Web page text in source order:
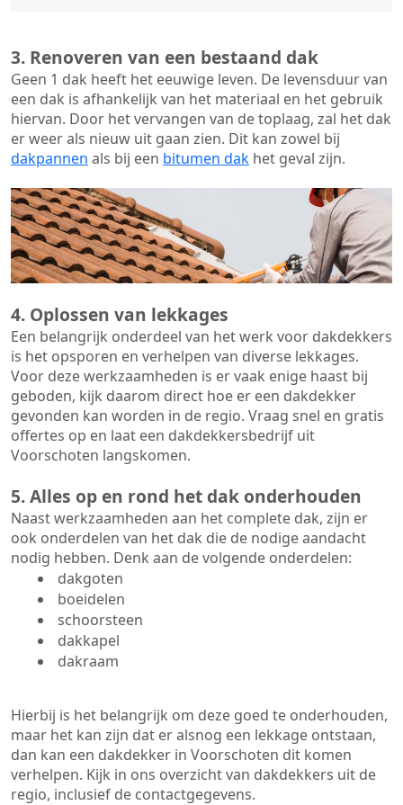
3. Renoveren van een bestaand dak
Geen 1 dak heeft het eeuwige leven. De levensduur van
een dak is afhankelijk van het materiaal en het gebruik
hiervan. Door het vervangen van de toplaag, zal het dak
er weer als nieuw uit gaan zien. Dit kan zowel bij
dakpannen als bij een bitumen dak het geval zijn.
4. Oplossen van lekkages
Een belangrijk onderdeel van het werk voor dakdekkers
is het opsporen en verhelpen van diverse lekkages.
Voor deze werkzaamheden is er vaak enige haast bij
geboden, kijk daarom direct hoe er een dakdekker
gevonden kan worden in de regio. Vraag snel en gratis
offertes op en laat een dakdekkersbedrijf uit
Voorschoten langskomen.
5. Alles op en rond het dak onderhouden
Naast werkzaamheden aan het complete dak, zijn er
ook onderdelen van het dak die de nodige aandacht
nodig hebben. Denk aan de volgende onderdelen:
dakgoten
boeidelen
schoorsteen
dakkapel
dakraam
Hierbij is het belangrijk om deze goed te onderhouden,
maar het kan zijn dat er alsnog een lekkage ontstaan,
dan kan een dakdekker in Voorschoten dit komen
verhelpen. Kijk in ons overzicht van dakdekkers uit de
regio, inclusief de contactgegevens.